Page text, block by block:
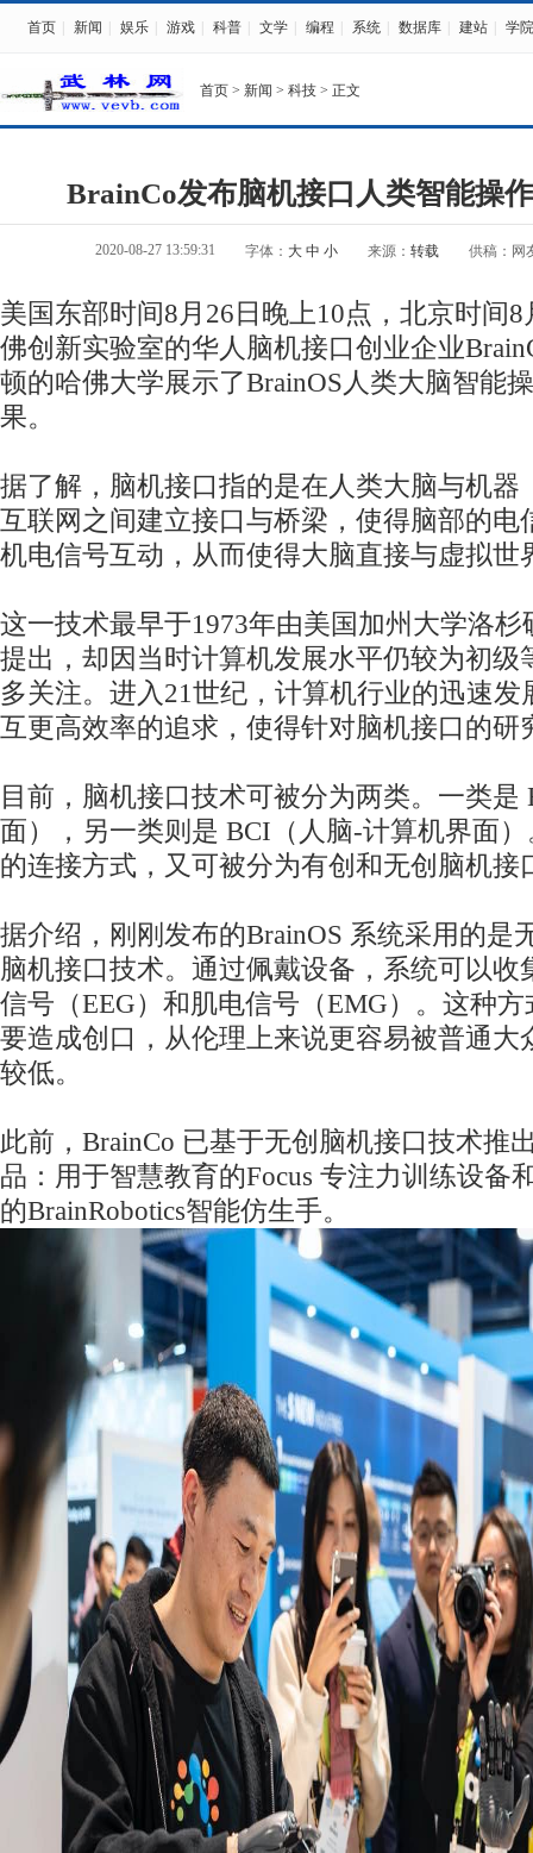
首页 新闻 娱乐 游戏 科普 文学 编程 系统 数据库 建站 学院
首页 > 新闻 > 科技 > 正文
BrainCo发布脑机接口人类智能操
2020-08-27 13:59:31 字体： 大 中 小 来源： 转载 供稿：网
美国东部时间8月26日晚上10点，北京时间
佛创新实验室的华人脑机接口创业企业
顿的哈佛大学展示了BrainOS人类大脑智能
果。
据了解，脑机接口指的是在人类大脑与机器
互联网之间建立接口与桥梁，使得脑部的电
机电信号互动，从而使得大脑直接与虚拟世
这一技术最早于1973年由美国加州大学洛
提出，却因当时计算机发展水平仍较为初级
多关注。进入21世纪，计算机行业的迅速
互更高效率的追求，使得针对脑机接口的研
目前，脑机接口技术可被分为两类。一类
面），另一类则是 BCI（人脑-计算机界面
的连接方式，又可被分为有创和无创脑机接
据介绍，刚刚发布的BrainOS 系统采用的是
脑机接口技术。通过佩戴设备，系统可以收
信号（EEG）和肌电信号（EMG）。这种
要造成创口，从伦理上来说更容易被普通大
较低。
此前，BrainCo 已基于无创脑机接口技术推
品：用于智慧教育的Focus 专注力训练设备
的BrainRobotics智能仿生手。